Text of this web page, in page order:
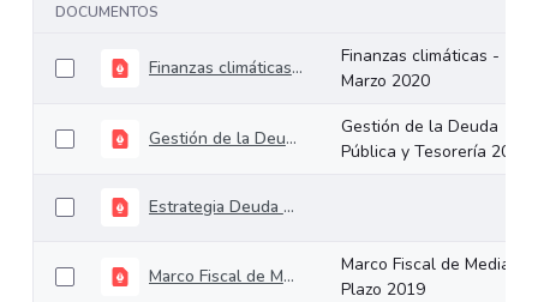
DOCUMENTOS
Finanzas climáticas - Marzo 2020
Finanzas climáticas -
Marzo 2020
Gestión de la Deuda Pública y Tesorería 2020
Gestión de la Deuda
Pública y Tesorería 2020
Estrategia Deuda de Mediano Plazo
Marco Fiscal de Mediano Plazo 2019
Marco Fiscal de Mediano
Plazo 2019